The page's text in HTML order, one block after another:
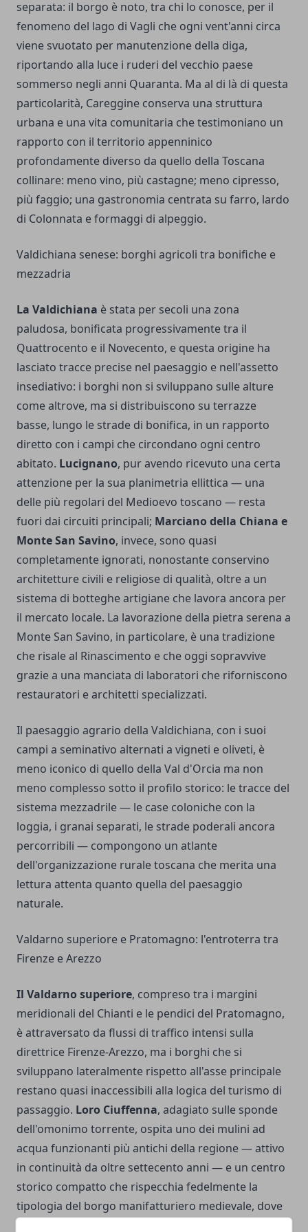
separata: il borgo è noto, tra chi lo conosce, per il
fenomeno del lago di Vagli che ogni vent'anni circa
viene svuotato per manutenzione della diga,
riportando alla luce i ruderi del vecchio paese
sommerso negli anni Quaranta. Ma al di là di questa
particolarità, Careggine conserva una struttura
urbana e una vita comunitaria che testimoniano un
rapporto con il territorio appenninico
profondamente diverso da quello della Toscana
collinare: meno vino, più castagne; meno cipresso,
più faggio; una gastronomia centrata su farro, lardo
di Colonnata e formaggi di alpeggio.
Valdichiana senese: borghi agricoli tra bonifiche e
mezzadria
La Valdichiana è stata per secoli una zona
paludosa, bonificata progressivamente tra il
Quattrocento e il Novecento, e questa origine ha
lasciato tracce precise nel paesaggio e nell'assetto
insediativo: i borghi non si sviluppano sulle alture
come altrove, ma si distribuiscono su terrazze
basse, lungo le strade di bonifica, in un rapporto
diretto con i campi che circondano ogni centro
abitato. Lucignano, pur avendo ricevuto una certa
attenzione per la sua planimetria ellittica — una
delle più regolari del Medioevo toscano — resta
fuori dai circuiti principali; Marciano della Chiana e
Monte San Savino, invece, sono quasi
completamente ignorati, nonostante conservino
architetture civili e religiose di qualità, oltre a un
sistema di botteghe artigiane che lavora ancora per
il mercato locale. La lavorazione della pietra serena a
Monte San Savino, in particolare, è una tradizione
che risale al Rinascimento e che oggi sopravvive
grazie a una manciata di laboratori che riforniscono
restauratori e architetti specializzati.
Il paesaggio agrario della Valdichiana, con i suoi
campi a seminativo alternati a vigneti e oliveti, è
meno iconico di quello della Val d'Orcia ma non
meno complesso sotto il profilo storico: le tracce del
sistema mezzadrile — le case coloniche con la
loggia, i granai separati, le strade poderali ancora
percorribili — compongono un atlante
dell'organizzazione rurale toscana che merita una
lettura attenta quanto quella del paesaggio
naturale.
Valdarno superiore e Pratomagno: l'entroterra tra
Firenze e Arezzo
Il Valdarno superiore, compreso tra i margini
meridionali del Chianti e le pendici del Pratomagno,
è attraversato da flussi di traffico intensi sulla
direttrice Firenze-Arezzo, ma i borghi che si
sviluppano lateralmente rispetto all'asse principale
restano quasi inaccessibili alla logica del turismo di
passaggio. Loro Ciuffenna, adagiato sulle sponde
dell'omonimo torrente, ospita uno dei mulini ad
acqua funzionanti più antichi della regione — attivo
in continuità da oltre settecento anni — e un centro
storico compatto che rispecchia fedelmente la
tipologia del borgo manifatturiero medievale, dove